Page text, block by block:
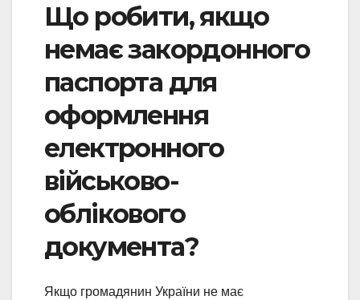
Що робити, якщо
немає закордонного
паспорта для
оформлення
електронного
військово-
облікового
документа?
Якщо громадянин України не має